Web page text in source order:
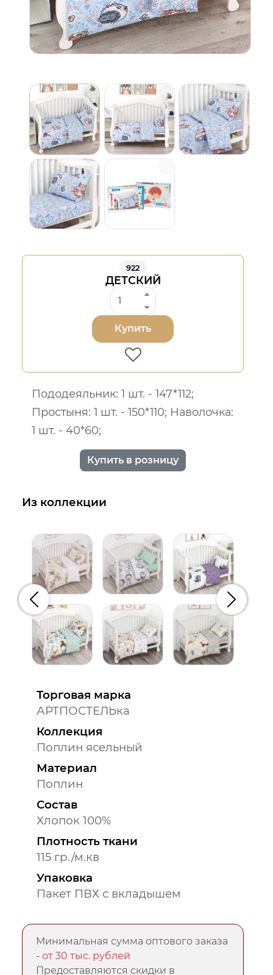
922
ДЕТСКИЙ
Купить
Пододеяльник: 1 шт. - 147*112;
Простыня: 1 шт. - 150*110; Наволочка:
1 шт. - 40*60;
Купить в розницу
Из коллекции
Предыдущий
Торговая марка
АРТПОСТЕЛЬка
Коллекция
Поплин ясельный
Материал
Поплин
Состав
Хлопок 100%
Плотность ткани
115 гр./м.кв
Упаковка
Пакет ПВХ с вкладышем
Минимальная сумма оптового заказа
-от 30 тыс. рублей
Предоставляются скидки в